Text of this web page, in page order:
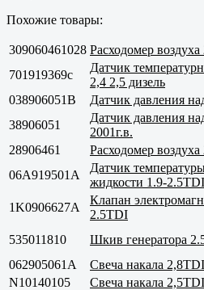
Похожие товары:
309060461028 Расходомер
701919369с
Датчик
2,4 2,5 дизель
038906051B
Датчик давления
38906051
Датчик давления
2001г.в.
28906461
Расходомер
06A919501A
Датчик
жидкости 1.9-2.5TDI
1K0906627A
Клапан
2.5TDI
535011810 Шкив генератора
062905061A
Свеча накала 2,8TDI
N10140105
Свеча накала 2,5TDI